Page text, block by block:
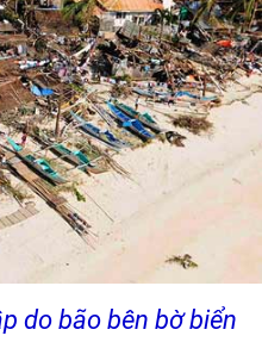
do bão bên bờ biển